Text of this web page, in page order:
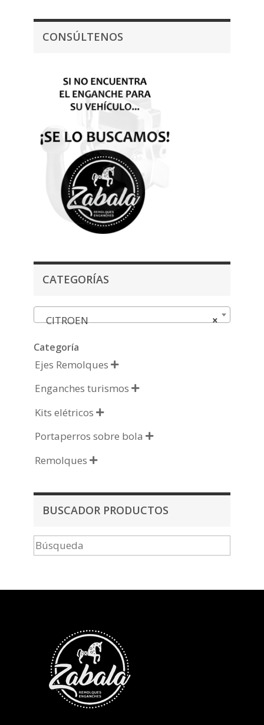
CONSÚLTENOS
CATEGORÍAS
×
CITROEN
Categoría
Ejes Remolques 
Enganches turismos 
Kits elétricos 
Portaperros sobre bola 
Remolques 
BUSCADOR PRODUCTOS